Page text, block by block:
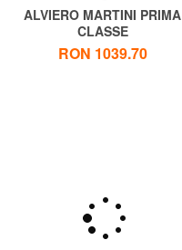
ALVIERO MARTINI PRIMA
CLASSE
GEO CLASSIC Geantă de
umăr semilună
RON 1039.70